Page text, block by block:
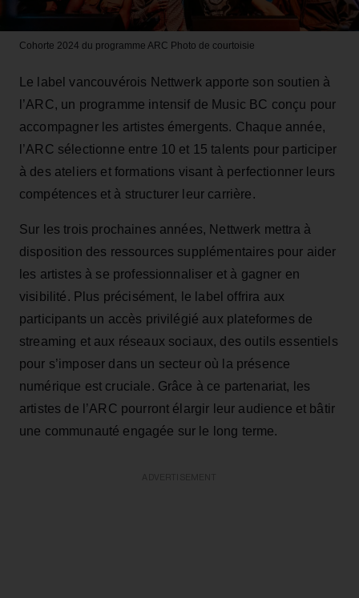
Cohorte 2024 du programme ARC Photo de courtoisie
Le label vancouvérois Nettwerk apporte son soutien à
l’ARC, un programme intensif de Music BC conçu pour
accompagner les artistes émergents. Chaque année,
l’ARC sélectionne entre 10 et 15 talents pour participer
à des ateliers et formations visant à perfectionner leurs
compétences et à structurer leur carrière.
Sur les trois prochaines années, Nettwerk mettra à
disposition des ressources supplémentaires pour aider
les artistes à se professionnaliser et à gagner en
visibilité. Plus précisément, le label offrira aux
participants un accès privilégié aux plateformes de
streaming et aux réseaux sociaux, des outils essentiels
pour s’imposer dans un secteur où la présence
numérique est cruciale. Grâce à ce partenariat, les
artistes de l’ARC pourront élargir leur audience et bâtir
une communauté engagée sur le long terme.